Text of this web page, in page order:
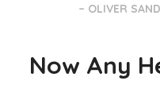
– OLIVER
Now Any